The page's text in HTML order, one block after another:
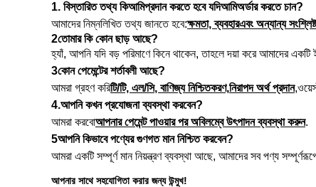
1. বিস্তারিত তথ্য কিআমিপ্রদান করতে হবে যদিআমিঅর্ডার করতে চান?
আমাদের নিম্নলিখিত তথ্য জানতে হবে:ক্ষমতা, ব্যবহারএবং অন্যান্য
2তোমার কি কোন ছাড় আছে?
হ্যাঁ, আপনি যদি বড় পরিমাণে কিনে থাকেন, তাহলে দয়া করে আমাদের একটি
3কোন পেমেন্টের শর্তাবলী আছে?
আমরা গ্রহণ করিটি/টি, এল/সি, বাণিজ্য নিশ্চিতকরণ,নিরাপদ অর্থ প্রদান,
4.আপনি কখন প্রযোজনা ব্যবস্থা করবেন?
আমরা করবোআপনার পেমেন্ট পাওয়ার পর অবিলম্বে উৎপাদন ব্যবস্থা করুন.
5আপনি কিভাবে পণ্যের গুণগত মান নিশ্চিত করবেন?
আমরা একটি সম্পূর্ণ মান নিয়ন্ত্রণ ব্যবস্থা আছে, আমাদের সব পণ্য
আপনার সাথে সহযোগিতা করার জন্য উন্মুখ!